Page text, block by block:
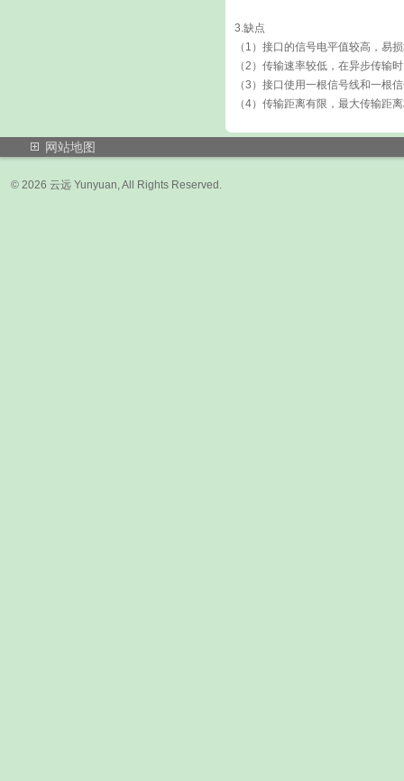
3.缺点
（1）接口的信号电平值较高，易
（2）传输速率较低，在异步传输
（3）接口使用一根信号线和一根
（4）传输距离有限，最大传输距
网站地图
© 2026 云远 Yunyuan, All Rights